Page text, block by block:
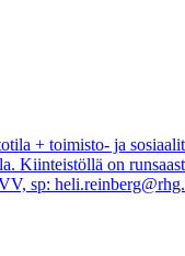
+ toimisto- ja
Kiinteistöllä on
sp: